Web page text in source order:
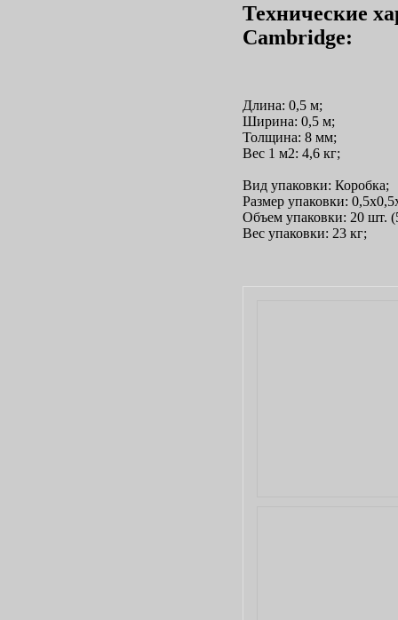
Технические
Cambridge:
Длина: 0,5 м;
Ширина: 0,5 м;
Толщина: 8 мм;
Вес 1 м2: 4,6 кг;
Вид упаковки: Коробка;
Размер упаковки:
Объем упаковки: 20 шт.
Вес упаковки: 23 кг;